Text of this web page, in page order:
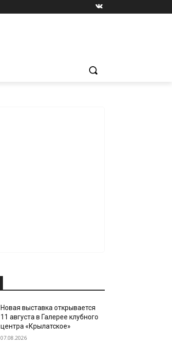
Новая выставка открывается
11 августа в Галерее клубного
центра «Крылатское»
07.08.2026